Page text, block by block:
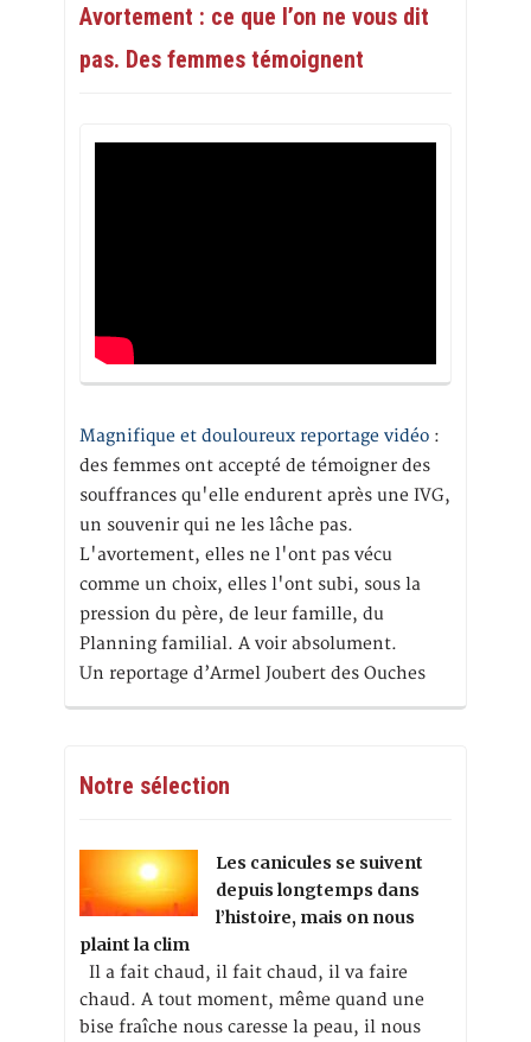
Avortement : ce que l’on ne vous dit
pas. Des femmes témoignent
Magnifique et douloureux reportage vidéo :
des femmes ont accepté de témoigner des
souffrances qu'elle endurent après une IVG,
un souvenir qui ne les lâche pas.
L'avortement, elles ne l'ont pas vécu
comme un choix, elles l'ont subi, sous la
pression du père, de leur famille, du
Planning familial. A voir absolument.
Un reportage d’Armel Joubert des Ouches
Notre sélection
Les canicules se suivent
depuis longtemps dans
l’histoire, mais on nous
plaint la clim
Il a fait chaud, il fait chaud, il va faire
chaud. A tout moment, même quand une
bise fraîche nous caresse la peau, il nous